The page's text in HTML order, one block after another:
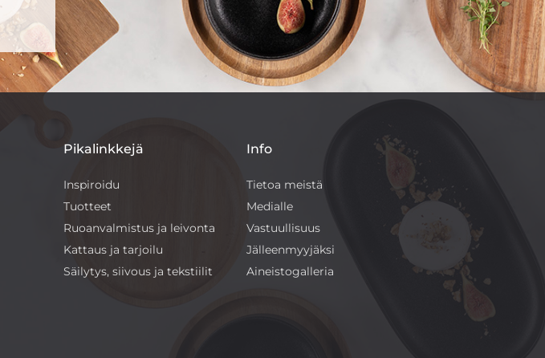
Pikalinkkejä
Inspiroidu
Tuotteet
Ruoanvalmistus ja leivonta
Kattaus ja tarjoilu
Säilytys, siivous ja tekstiilit
Info
Tietoa meistä
Medialle
Vastuullisuus
Jälleenmyyjäksi
Aineistogalleria